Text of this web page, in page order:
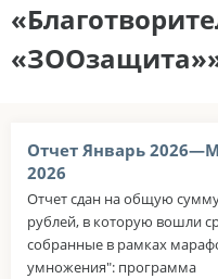
Отчет Январь
2026
Отчет сдан на общую
рублей, в которую вошли
собранные в рамках
умножения": программа